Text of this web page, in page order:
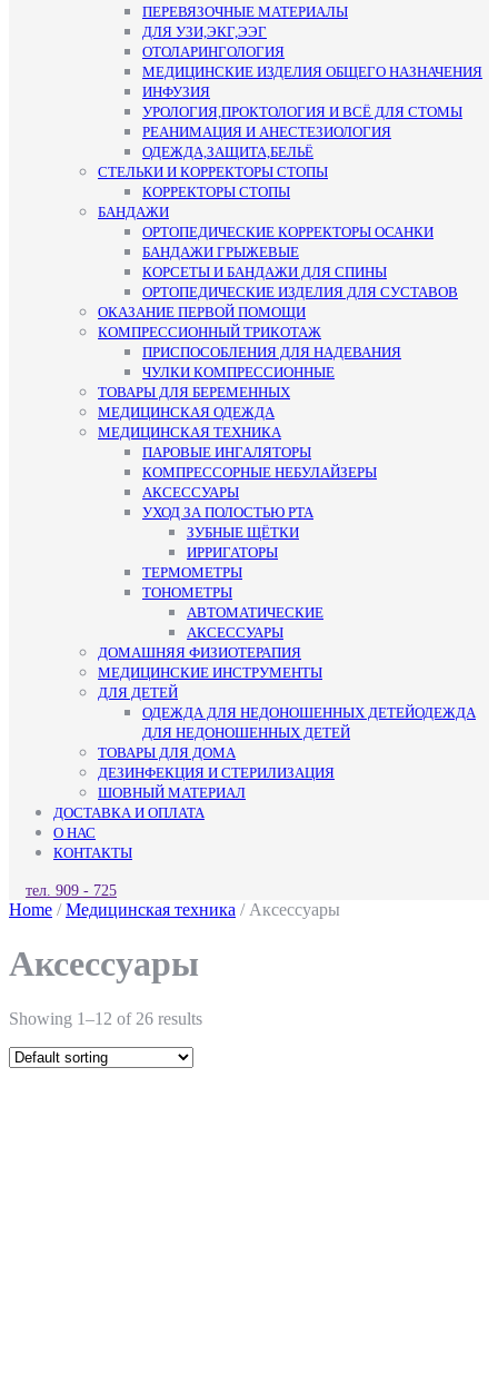
ПЕРЕВЯЗОЧНЫЕ МАТЕРИАЛЫ
ДЛЯ УЗИ,ЭКГ,ЭЭГ
ОТОЛАРИНГОЛОГИЯ
МЕДИЦИНСКИЕ ИЗДЕЛИЯ ОБЩЕГО НАЗНАЧЕНИЯ
ИНФУЗИЯ
УРОЛОГИЯ,ПРОКТОЛОГИЯ И ВСЁ ДЛЯ СТОМЫ
РЕАНИМАЦИЯ И АНЕСТЕЗИОЛОГИЯ
ОДЕЖДА,ЗАЩИТА,БЕЛЬЁ
СТЕЛЬКИ И КОРРЕКТОРЫ СТОПЫ
КОРРЕКТОРЫ СТОПЫ
БАНДАЖИ
ОРТОПЕДИЧЕСКИЕ КОРРЕКТОРЫ ОСАНКИ
БАНДАЖИ ГРЫЖЕВЫЕ
КОРСЕТЫ И БАНДАЖИ ДЛЯ СПИНЫ
ОРТОПЕДИЧЕСКИЕ ИЗДЕЛИЯ ДЛЯ СУСТАВОВ
ОКАЗАНИЕ ПЕРВОЙ ПОМОЩИ
КОМПРЕССИОННЫЙ ТРИКОТАЖ
ПРИСПОСОБЛЕНИЯ ДЛЯ НАДЕВАНИЯ
ЧУЛКИ КОМПРЕССИОННЫЕ
ТОВАРЫ ДЛЯ БЕРЕМЕННЫХ
МЕДИЦИНСКАЯ ОДЕЖДА
МЕДИЦИНСКАЯ ТЕХНИКА
ПАРОВЫЕ ИНГАЛЯТОРЫ
КОМПРЕССОРНЫЕ НЕБУЛАЙЗЕРЫ
АКСЕССУАРЫ
УХОД ЗА ПОЛОСТЬЮ РТА
ЗУБНЫЕ ЩЁТКИ
ИРРИГАТОРЫ
ТЕРМОМЕТРЫ
ТОНОМЕТРЫ
АВТОМАТИЧЕСКИЕ
АКСЕССУАРЫ
ДОМАШНЯЯ ФИЗИОТЕРАПИЯ
МЕДИЦИНСКИЕ ИНСТРУМЕНТЫ
ДЛЯ ДЕТЕЙ
ОДЕЖДА ДЛЯ НЕДОНОШЕННЫХ ДЕТЕЙОДЕЖДА
ДЛЯ НЕДОНОШЕННЫХ ДЕТЕЙ
ТОВАРЫ ДЛЯ ДОМА
ДЕЗИНФЕКЦИЯ И СТЕРИЛИЗАЦИЯ
ШОВНЫЙ МАТЕРИАЛ
ДОСТАВКА И ОПЛАТА
О НАС
КОНТАКТЫ
КНОПКА
ЗАКРЫТЬ
тел. 909 - 725
Home /Медицинская техника / Аксессуары
Аксессуары
Showing 1–12 of 26 results